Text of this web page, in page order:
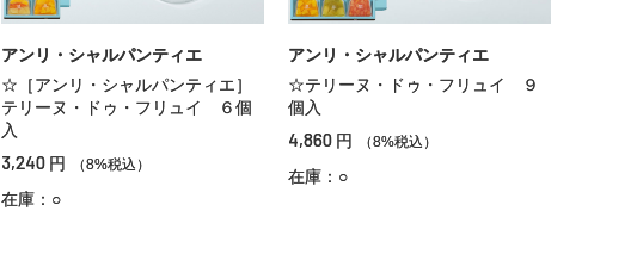
アンリ・シャルパンティエ
☆［アンリ・シャルパンティエ］
テリーヌ・ドゥ・フリュイ ６個
入
3,240 円 （8%税込）
在庫：○
アンリ・シャルパンティエ
☆テリーヌ・ドゥ・フリュイ ９
個入
4,860 円 （8%税込）
在庫：○